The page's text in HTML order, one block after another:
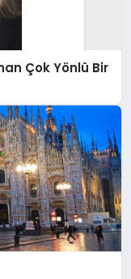
Çok Yönlü Bir